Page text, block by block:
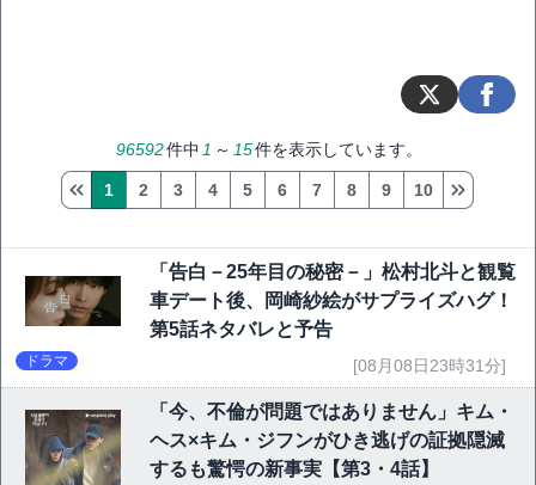
96592件中 1 ～ 15件を表示しています。
1 2 3 4 5 6 7 8 9 10
「告白－25年目の秘密－」松村北斗と観覧
車デート後、岡崎紗絵がサプライズハグ！
第5話ネタバレと予告
ドラマ [08月08日23時31分]
「今、不倫が問題ではありません」キム・
ヘス×キム・ジフンがひき逃げの証拠隠滅
するも驚愕の新事実【第3・4話】